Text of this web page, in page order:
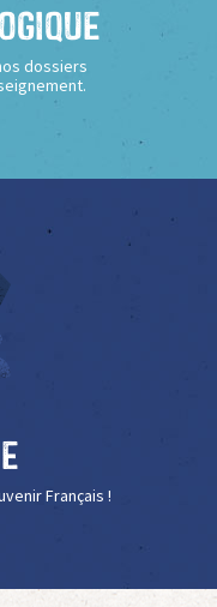
dossiers
Français !